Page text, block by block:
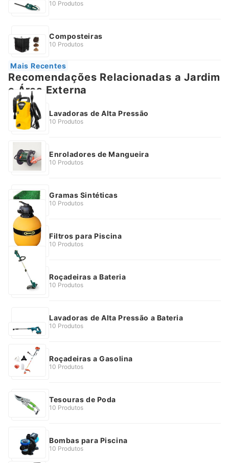
10 Produtos
Composteiras
10 Produtos
Mais Recentes
Recomendações Relacionadas a Jardim
e Área Externa
Lavadoras de Alta Pressão
10 Produtos
Enroladores de Mangueira
10 Produtos
Gramas Sintéticas
10 Produtos
Filtros para Piscina
10 Produtos
Roçadeiras a Bateria
10 Produtos
Lavadoras de Alta Pressão a Bateria
10 Produtos
Roçadeiras a Gasolina
10 Produtos
Tesouras de Poda
10 Produtos
Bombas para Piscina
10 Produtos